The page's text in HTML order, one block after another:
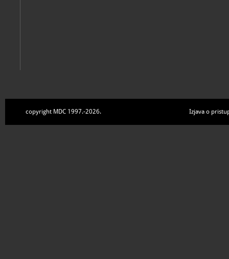
copyright MDC 1997.-2026. Izjava o